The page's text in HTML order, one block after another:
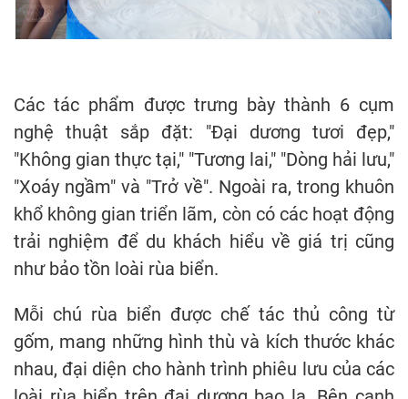
Các tác phẩm được trưng bày thành 6 cụm
nghệ thuật sắp đặt: "Đại dương tươi đẹp,"
"Không gian thực tại," "Tương lai," "Dòng hải lưu,"
"Xoáy ngầm" và "Trở về". Ngoài ra, trong khuôn
khổ không gian triển lãm, còn có các hoạt động
trải nghiệm để du khách hiểu về giá trị cũng
như bảo tồn loài rùa biển.
Mỗi chú rùa biển được chế tác thủ công từ
gốm, mang những hình thù và kích thước khác
nhau, đại diện cho hành trình phiêu lưu của các